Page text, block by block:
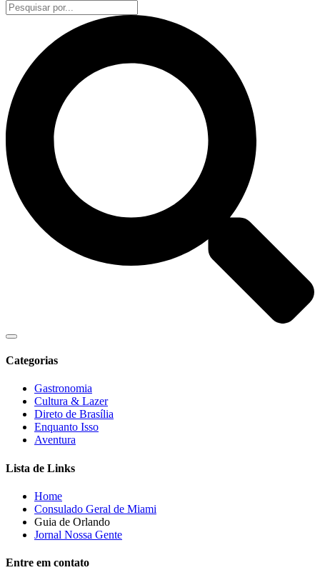
Categorias
Gastronomia
Cultura & Lazer
Direto de Brasília
Enquanto Isso
Aventura
Lista de Links
Home
Consulado Geral de Miami
Guia de Orlando
Jornal Nossa Gente
Entre em contato